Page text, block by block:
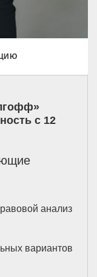
с 12
анализ
вариантов